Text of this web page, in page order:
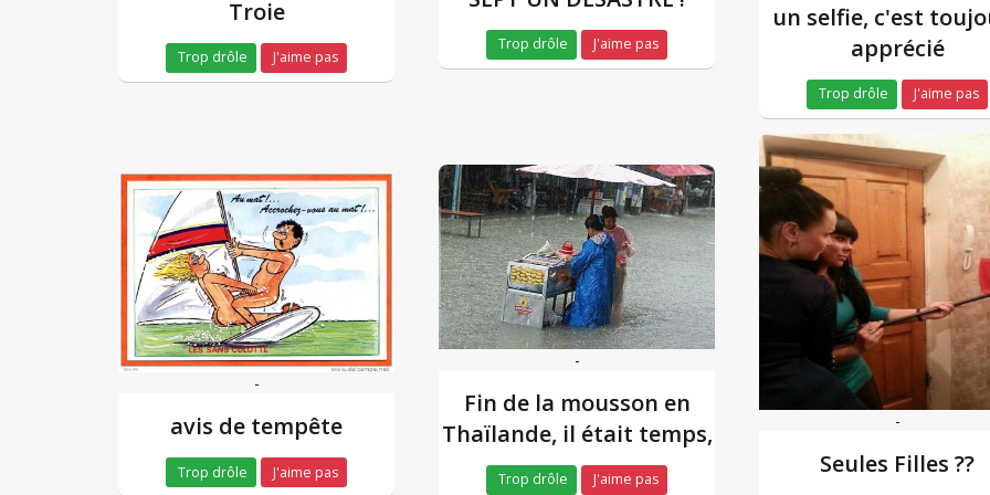
Troie
Trop drôle J'aime pas
Trop drôle J'aime pas
un selfie, c'est
apprécié
Trop drôle J'aime pas
-
avis de tempête
Trop drôle J'aime pas
-
Fin de la mousson en
Thaïlande, il était temps,
Trop drôle J'aime pas
-
Seules Filles ??